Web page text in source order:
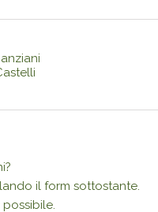
il form sottostante.